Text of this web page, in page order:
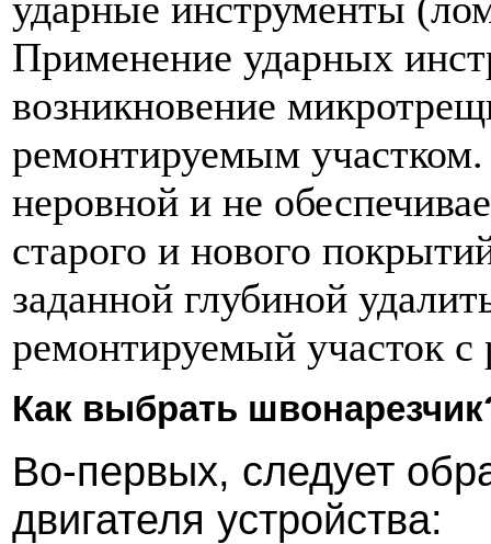
Применение ударных
возникновение
ремонтируемым участком.
неровной и не
старого и нового
заданной глубиной
ремонтируемый участок с
Как выбрать
Во-первых, следует
двигателя устройства: